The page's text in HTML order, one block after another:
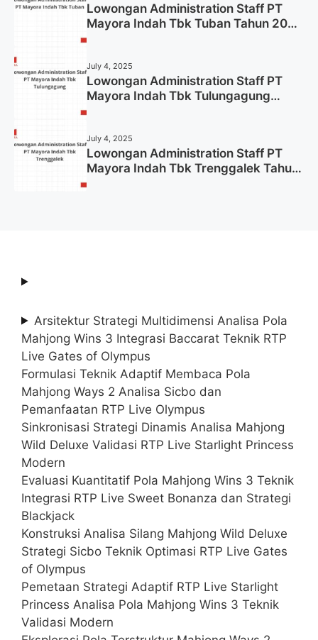
Lowongan Administration Staff PT
Mayora Indah Tbk Tuban Tahun 2025
July 4, 2025
Lowongan Administration Staff PT
Mayora Indah Tbk Tulungagung
July 4, 2025
Lowongan Administration Staff PT
Mayora Indah Tbk Trenggalek Tahun
Arsitektur Strategi Multidimensi Analisa Pola
Mahjong Wins 3 Integrasi Baccarat Teknik RTP
Live Gates of Olympus
Formulasi Teknik Adaptif Membaca Pola
Mahjong Ways 2 Analisa Sicbo dan
Pemanfaatan RTP Live Olympus
Sinkronisasi Strategi Dinamis Analisa Mahjong
Wild Deluxe Validasi RTP Live Starlight Princess
Modern
Evaluasi Kuantitatif Pola Mahjong Wins 3 Teknik
Integrasi RTP Live Sweet Bonanza dan Strategi
Blackjack
Konstruksi Analisa Silang Mahjong Wild Deluxe
Strategi Sicbo Teknik Optimasi RTP Live Gates
of Olympus
Pemetaan Strategi Adaptif RTP Live Starlight
Princess Analisa Pola Mahjong Wins 3 Teknik
Validasi Modern